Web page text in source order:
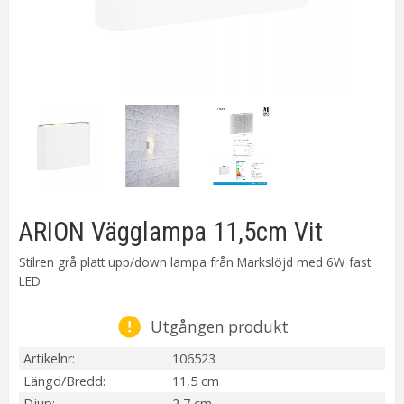
ARION Vägglampa 11,5cm Vit
Stilren grå platt upp/down lampa från Markslöjd med 6W fast
LED
Utgången produkt
Artikelnr
106523
Längd/Bredd
11,5 cm